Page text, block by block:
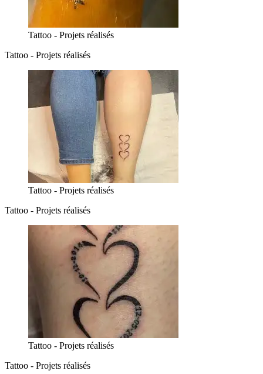
Tattoo - Projets réalisés
Tattoo - Projets réalisés
Tattoo - Projets réalisés
Tattoo - Projets réalisés
Tattoo - Projets réalisés
Tattoo - Projets réalisés